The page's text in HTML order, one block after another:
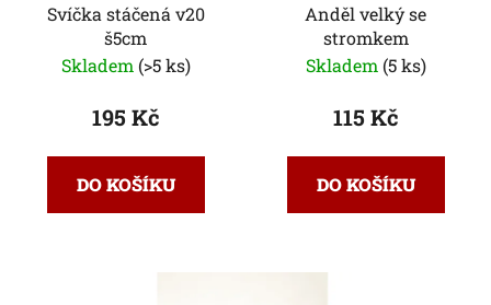
Svíčka stáčená v20
š5cm
Skladem (>5 ks)
195 Kč
DO KOŠÍKU
Anděl velký se
stromkem
Skladem (5 ks)
115 Kč
DO KOŠÍKU